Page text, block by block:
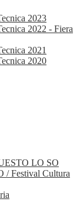
2023
2022 - Fiera
2021
2020
LO SO
/ Festival Cultura